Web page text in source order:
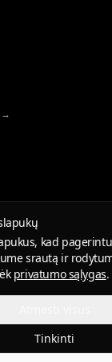
→
Tartu
sąlygos
EN RU
kad
srautą ir
privatumo sąlygas.
Tinkinti